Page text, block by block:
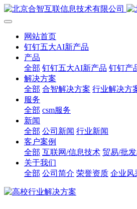
网站首页
钉钉五大AI新产品
产品
全部 钉钉五大AI新产品 钉钉产
解决方案
全部 合智解决方案 行业解决方
服务
全部 csm服务
新闻
全部 公司新闻 行业新闻
客户案例
全部 互联网/信息技术 贸易/批
关于我们
全部 公司简介 荣誉资质 企业风